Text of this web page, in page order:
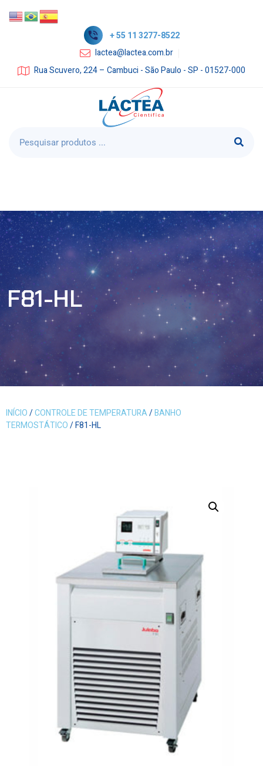
+ 55 11 3277-8522
lactea@lactea.com.br
Rua Scuvero, 224 – Cambuci - São Paulo - SP - 01527-000
F81-HL
INÍCIO/CONTROLE DE TEMPERATURA/BANHO
TERMOSTÁTICO/ F81-HL